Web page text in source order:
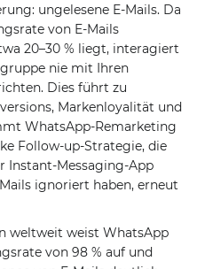
ungelesene E-Mails. Da
von E-Mails
20–30 % liegt, interagiert
nie mit Ihren
Dies führt zu
Markenloyalität und
WhatsApp-Remarketing
Follow-up-Strategie, die
Instant-Messaging-App
ignoriert haben, erneut
weltweit weist WhatsApp
von 98 % auf und